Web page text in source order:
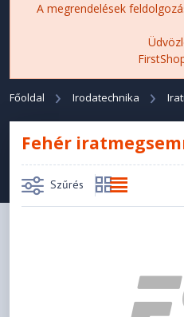
A megrendelések
Főoldal Irodatechnika
Fehér
Szűrés